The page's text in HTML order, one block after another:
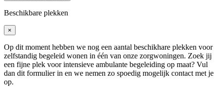
Beschikbare plekken
×
Op dit moment hebben we nog een aantal beschikhare plekken voor
zelfstandig begeleid wonen in één van onze zorgwoningen. Zoek jij
een fijne plek voor intensieve ambulante begeleiding op maat? Vul
dan dit formulier in en we nemen zo spoedig mogelijk contact met je
op.